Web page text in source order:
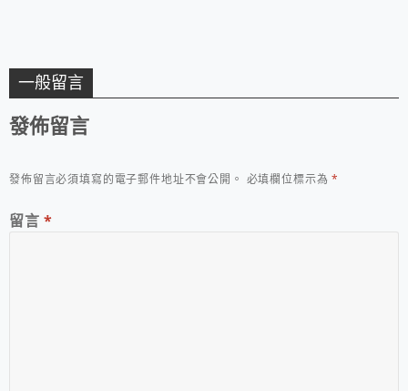
一般留言
發佈留言
發佈留言必須填寫的電子郵件地址不會公開。 必填欄位標示為*
留言 *